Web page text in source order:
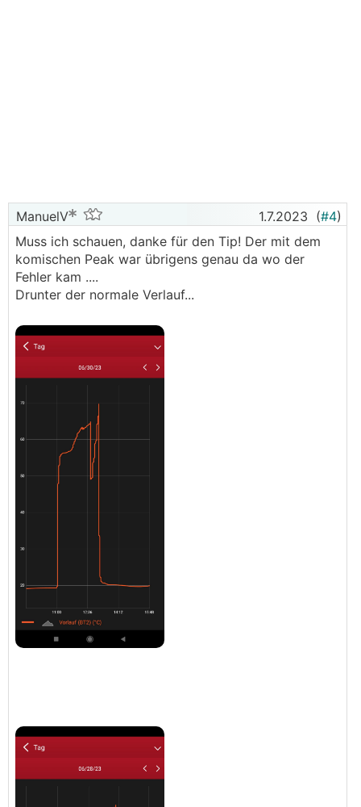
ManuelV 1.7.2023 (#4)
Muss ich schauen, danke für den Tip! Der mit dem
komischen Peak war übrigens genau da wo der
Fehler kam ....
Drunter der normale Verlauf...